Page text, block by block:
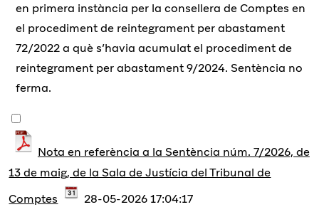
en primera instància per la consellera de Comptes en
el procediment de reintegrament per abastament
72/2022 a què s’havia acumulat el procediment de
reintegrament per abastament 9/2024. Sentència no
ferma.
Nota en referència a la Sentència núm. 7/2026, de
13 de maig, de la Sala de Justícia del Tribunal de
Comptes
28-05-2026 17:04:17